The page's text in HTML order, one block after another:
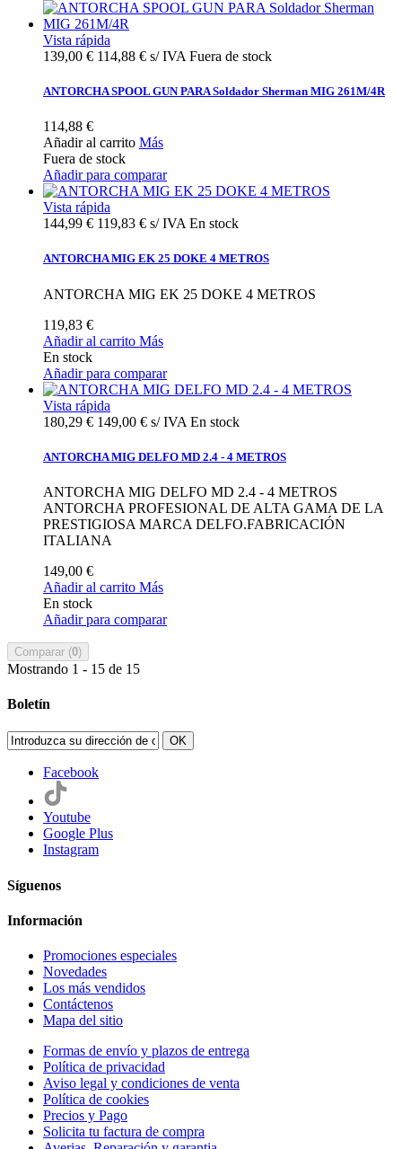
Vista rápida
139,00 € 114,88 € s/ IVA Fuera de stock
ANTORCHA SPOOL GUN PARA Soldador Sherman MIG 261M/4R
114,88 €
Añadir al carrito Más
Fuera de stock
Añadir para comparar
Vista rápida
144,99 € 119,83 € s/ IVA En stock
ANTORCHA MIG EK 25 DOKE 4 METROS
ANTORCHA MIG EK 25 DOKE 4 METROS
119,83 €
Añadir al carrito Más
En stock
Añadir para comparar
Vista rápida
180,29 € 149,00 € s/ IVA En stock
ANTORCHA MIG DELFO MD 2.4 - 4 METROS
ANTORCHA MIG DELFO MD 2.4 - 4 METROS
ANTORCHA PROFESIONAL DE ALTA GAMA DE LA
PRESTIGIOSA MARCA DELFO.FABRICACIÓN
ITALIANA
149,00 €
Añadir al carrito Más
En stock
Añadir para comparar
Comparar (0)
Mostrando 1 - 15 de 15
Boletín
OK
Facebook
Youtube
Google Plus
Instagram
Síguenos
Información
Promociones especiales
Novedades
Los más vendidos
Contáctenos
Mapa del sitio
Formas de envío y plazos de entrega
Política de privacidad
Aviso legal y condiciones de venta
Política de cookies
Precios y Pago
Solicita tu factura de compra